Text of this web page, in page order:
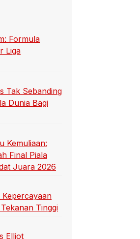
Formula
Liga
Tak Sebanding
Dunia Bagi
Kemuliaan:
Final Piala
Juara 2026
Kepercayaan
Tinggi
Elliot